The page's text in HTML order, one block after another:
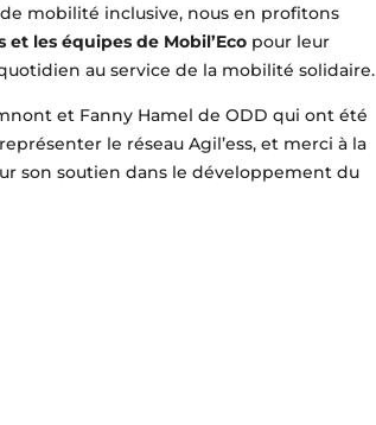
mobilité inclusive, nous en profitons
et les équipes de Mobil’Eco pour leur
au service de la mobilité solidaire.
et Fanny Hamel de ODD qui ont été
le réseau Agil’ess, et merci à la
son soutien dans le développement du